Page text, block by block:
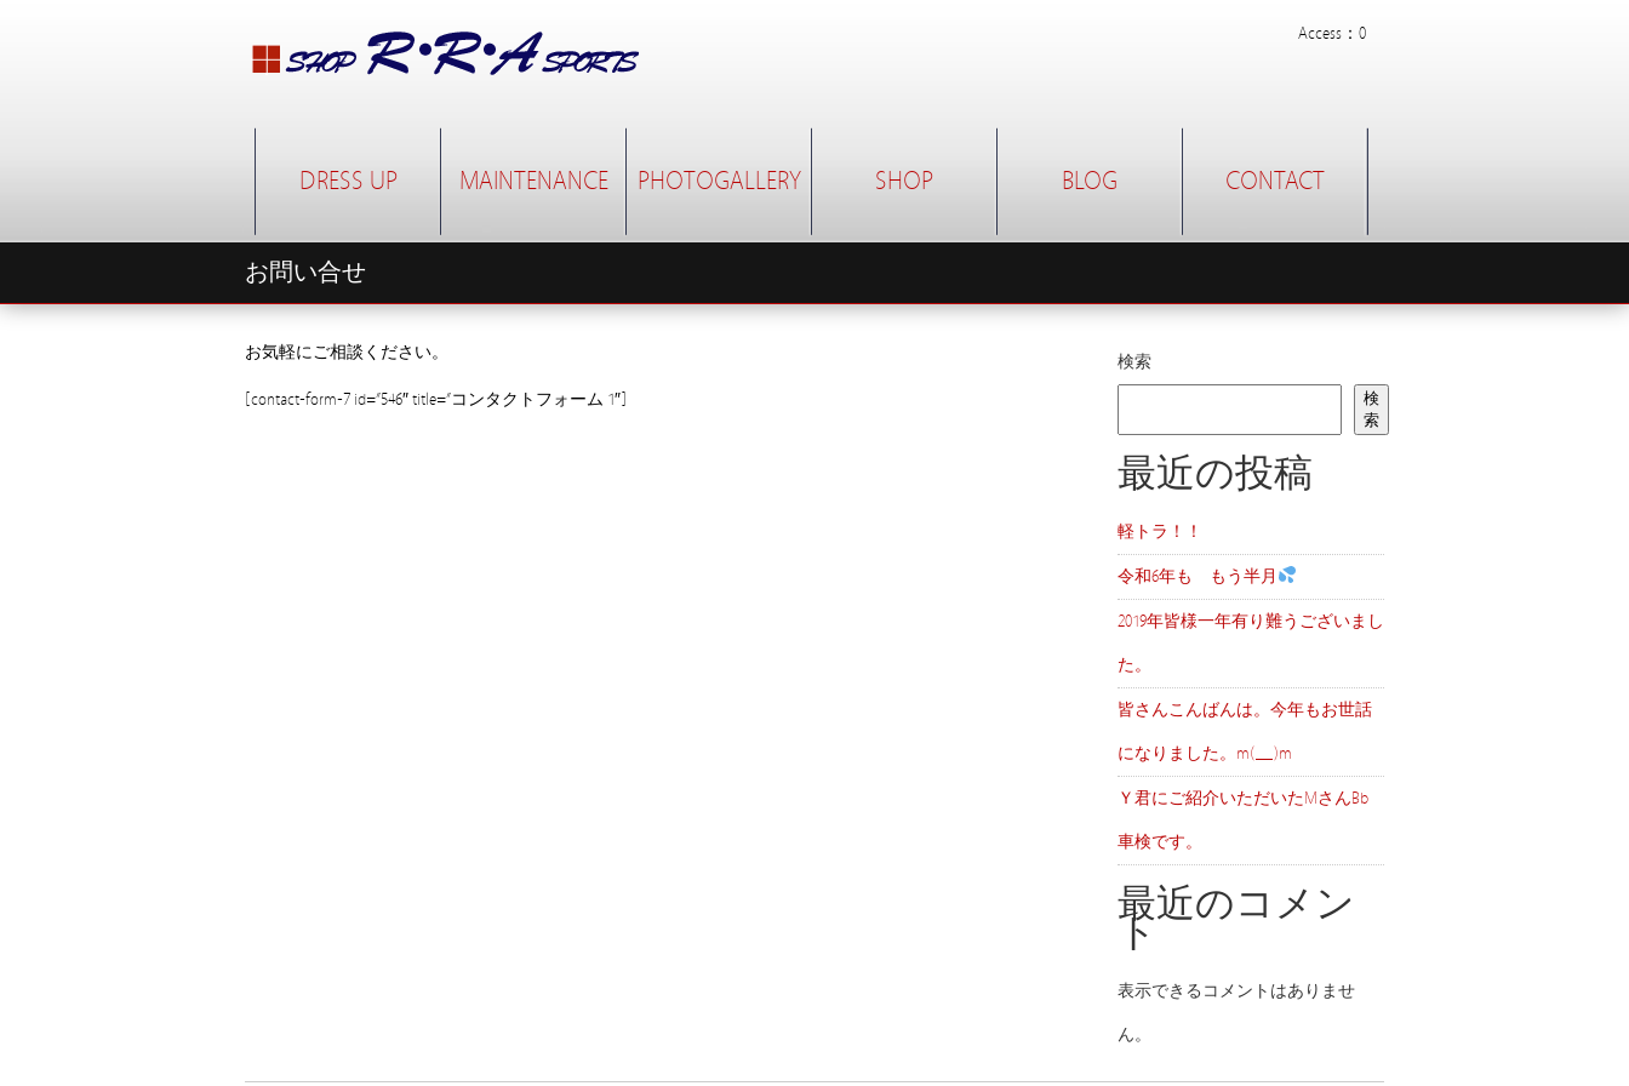
Access：0
DRESS UP MAINTENANCE PHOTOGALLERY SHOP BLOG CONTACT
お問い合せ
お気軽にご相談ください。
[contact-form-7 id=”546″ title=”コンタクトフォーム 1″]
検索
検
索
最近の投稿
軽トラ！！
令和6年も もう半月
2019年皆様一年有り難うございまし
た。
皆さんこんばんは。今年もお世話
になりました。m(__)m
Ｙ君にご紹介いただいたMさんBb
車検です。
最近のコメン
ト
表示できるコメントはありませ
ん。